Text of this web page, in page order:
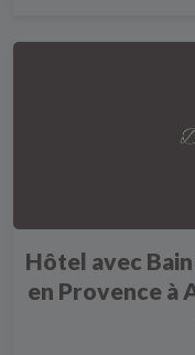
Hôtel avec
en Provence à